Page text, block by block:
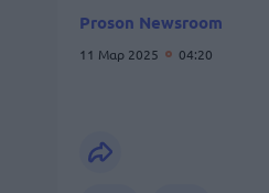
Proson Newsroom
11 Μαρ 2025 04:20